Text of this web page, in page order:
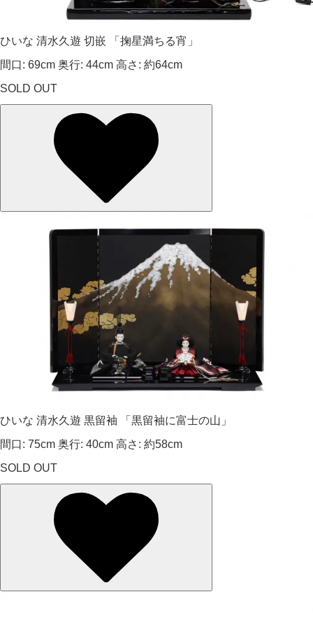
ひいな 清水久遊 切嵌 「掬星満ちる宵」
間口: 69cm 奥行: 44cm 高さ: 約64cm
SOLD OUT
ひいな 清水久遊 黒留袖 「黒留袖に富士の山」
間口: 75cm 奥行: 40cm 高さ: 約58cm
SOLD OUT